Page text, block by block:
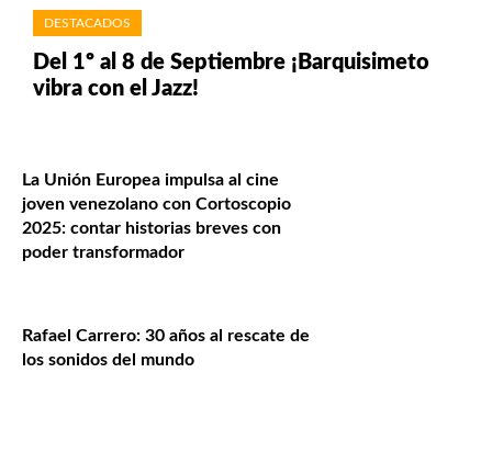
DESTACADOS
Del 1º al 8 de Septiembre ¡Barquisimeto
vibra con el Jazz!
La Unión Europea impulsa al cine
joven venezolano con Cortoscopio
2025: contar historias breves con
poder transformador
Rafael Carrero: 30 años al rescate de
los sonidos del mundo